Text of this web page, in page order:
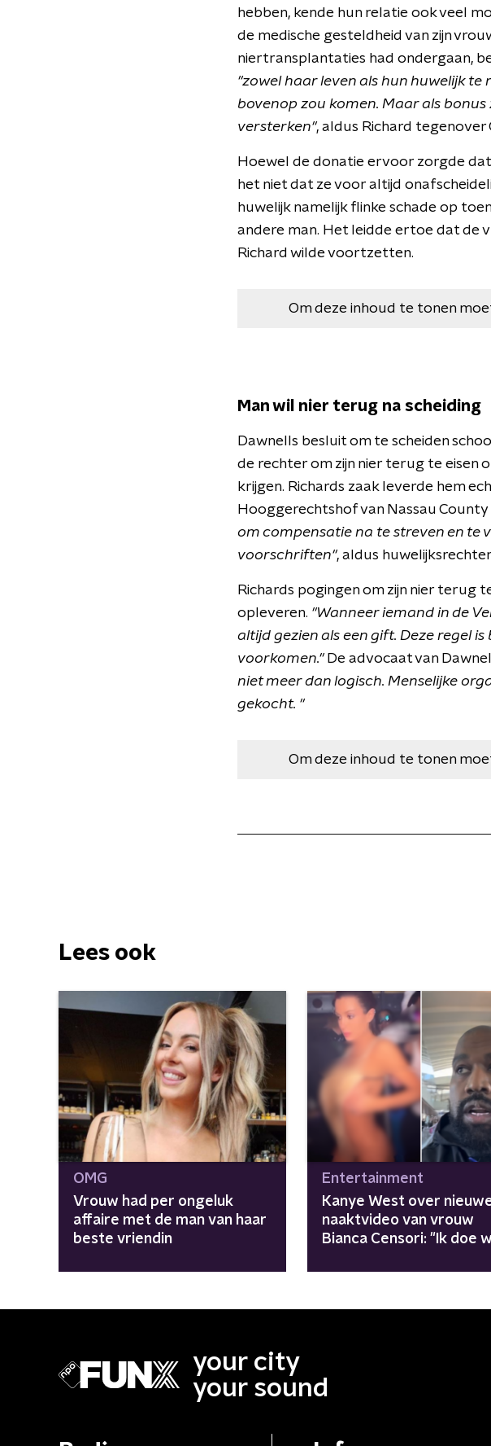
hebben, kende hun relatie ook veel
de medische gesteldheid van zijn
niertransplantaties had ondergaan,
"zowel haar leven als hun huwelijk te
bovenop zou komen. Maar als
versterken", aldus Richard tegenover
Hoewel de donatie ervoor zorgde
het niet dat ze voor altijd
huwelijk namelijk flinke schade op
andere man. Het leidde ertoe dat de
Richard wilde voortzetten.
Om deze inhoud te tonen
Man wil nier terug na scheiding
Dawnells besluit om te scheiden
de rechter om zijn nier terug te eisen
krijgen. Richards zaak leverde hem
Hooggerechtshof van Nassau
om compensatie na te streven en te
voorschriften", aldus
Richards pogingen om zijn nier terug
opleveren. "Wanneer iemand in de
altijd gezien als een gift. Deze regel
voorkomen." De advocaat van
niet meer dan logisch. Menselijke
gekocht. "
Om deze inhoud te tonen
Lees ook
OMG
Vrouw had per ongeluk
affaire met de man van haar
beste vriendin
Entertainment
Kanye West over
naaktvideo van vrouw
Bianca Censori: "Ik doe
your city
your sound